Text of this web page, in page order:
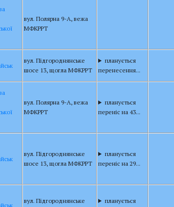
вул. Полярна 9-A, вежа
МФКРРТ
вул. Підгороднянське
шосе 13, щогла МФКРРТ
планується
перенесення...
вул. Полярна 9-A, вежа
МФКРРТ
планується
переніс на 43...
вул. Підгороднянське
шосе 13, щогла МФКРРТ
планується
переніс на 29...
вул. Підгороднянське
планується